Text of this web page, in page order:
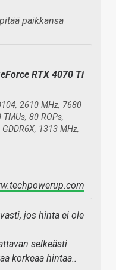
paikkansa
RTX 4070 Ti
2610 MHz, 7680
TMUs, 80 ROPs,
1313 MHz,
jos hinta ei ole
selkeästi
korkeaa hintaa..